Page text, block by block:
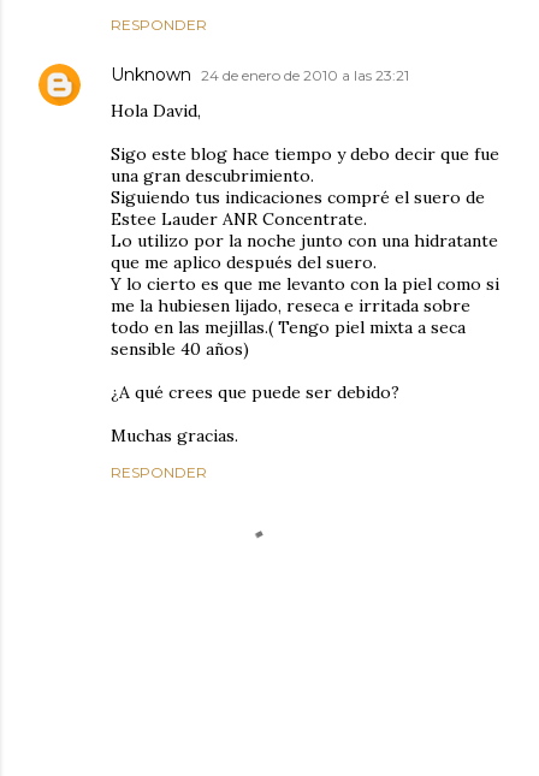
RESPONDER
Unknown 24 de enero de 2010 a las 23:21
Hola David,
Sigo este blog hace tiempo y debo decir que fue
una gran descubrimiento.
Siguiendo tus indicaciones compré el suero de
Estee Lauder ANR Concentrate.
Lo utilizo por la noche junto con una hidratante
que me aplico después del suero.
Y lo cierto es que me levanto con la piel como si
me la hubiesen lijado, reseca e irritada sobre
todo en las mejillas.( Tengo piel mixta a seca
sensible 40 años)
¿A qué crees que puede ser debido?
Muchas gracias.
RESPONDER